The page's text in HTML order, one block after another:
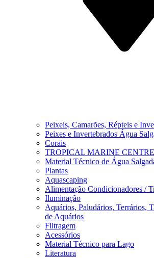
Peixeis, Camarões, Répteis e
Peixes e Invertebrados Água
Corais
TROPICAL MARINE CENTRE
Material Técnico de Água
Plantas
Aquascaping
Alimentação Condicionadores /
Iluminação
Aquários, Paludários, Terrários,
de Aquários
Filtragem
Acessórios
Material Técnico para Lago
Literatura